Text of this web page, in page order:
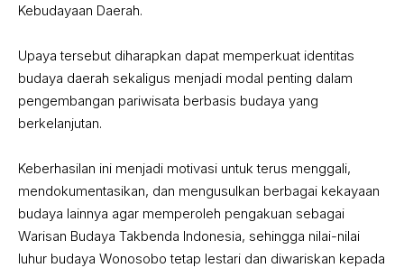
Kebudayaan Daerah.
‎Upaya tersebut diharapkan dapat memperkuat identitas
budaya daerah sekaligus menjadi modal penting dalam
pengembangan pariwisata berbasis budaya yang
berkelanjutan.
‎Keberhasilan ini menjadi motivasi untuk terus menggali,
mendokumentasikan, dan mengusulkan berbagai kekayaan
budaya lainnya agar memperoleh pengakuan sebagai
Warisan Budaya Takbenda Indonesia, sehingga nilai-nilai
luhur budaya Wonosobo tetap lestari dan diwariskan kepada